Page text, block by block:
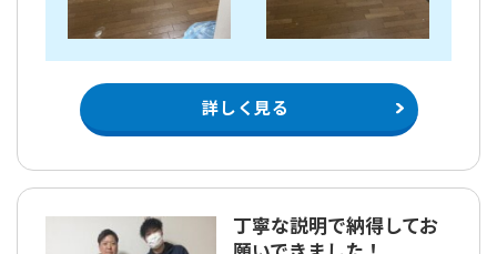
詳しく見る
丁寧な説明で納得してお